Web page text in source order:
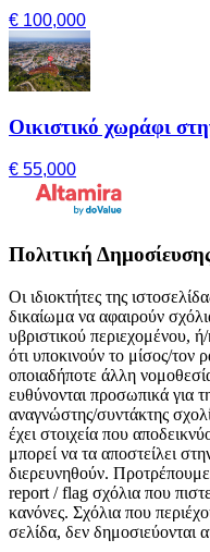
€ 100,000
Οικιστικό χωράφι
€ 55,000
Πολιτική
Οι ιδιοκτήτες της
δικαίωμα να αφαιρούν
υβριστικού περιεχομένου,
ότι υποκινούν το μίσος/τον
οποιαδήποτε άλλη
ευθύνονται προσωπικά για
αναγνώστης/συντάκτης
έχει στοιχεία που
μπορεί να τα αποστείλει
διερευνηθούν.
report / flag σχόλια που
κανόνες. Σχόλια που
σελίδα, δεν δημοσιεύονται